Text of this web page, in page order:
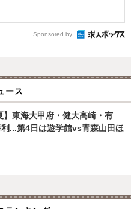
Sponsored by
ース
】東海大甲府・健大高崎・有
...第4日は遊学館vs青森山田ほ